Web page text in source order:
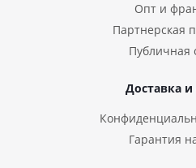
Опт и
Партнерская
Публичная
Доставка и
Гарантия